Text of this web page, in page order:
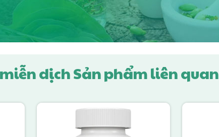
dịch Sản phẩm liên quan